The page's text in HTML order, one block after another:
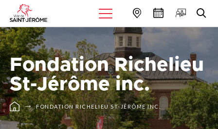
Fondation Richelieu
St-Jérôme inc.
FONDATION RICHELIEU ST-JÉRÔME INC.